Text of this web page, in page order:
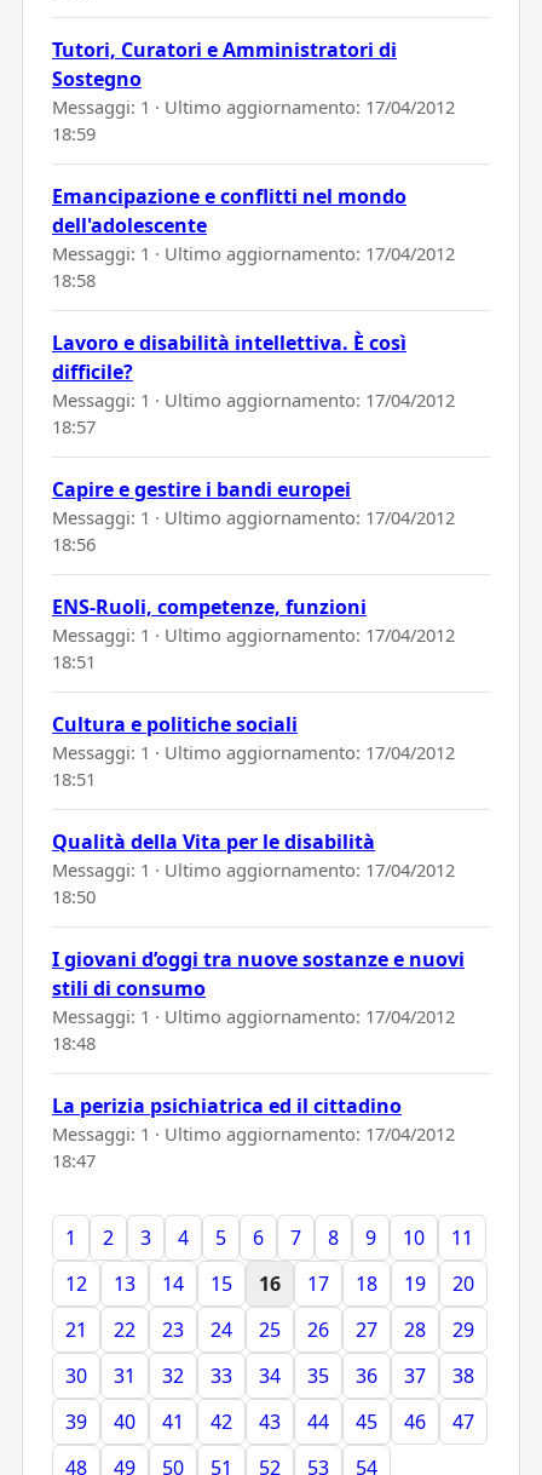
Tutori, Curatori e Amministratori di
Sostegno
Messaggi: 1 · Ultimo aggiornamento: 17/04/2012
18:59
Emancipazione e conflitti nel mondo
dell'adolescente
Messaggi: 1 · Ultimo aggiornamento: 17/04/2012
18:58
Lavoro e disabilità intellettiva. È così
difficile?
Messaggi: 1 · Ultimo aggiornamento: 17/04/2012
18:57
Capire e gestire i bandi europei
Messaggi: 1 · Ultimo aggiornamento: 17/04/2012
18:56
ENS-Ruoli, competenze, funzioni
Messaggi: 1 · Ultimo aggiornamento: 17/04/2012
18:51
Cultura e politiche sociali
Messaggi: 1 · Ultimo aggiornamento: 17/04/2012
18:51
Qualità della Vita per le disabilità
Messaggi: 1 · Ultimo aggiornamento: 17/04/2012
18:50
I giovani d’oggi tra nuove sostanze e nuovi
stili di consumo
Messaggi: 1 · Ultimo aggiornamento: 17/04/2012
18:48
La perizia psichiatrica ed il cittadino
Messaggi: 1 · Ultimo aggiornamento: 17/04/2012
18:47
1 2 3 4 5 6 7 8 9 10
11
12
13 14 15 16 17 18 19
20
21
22 23 24 25 26 27 28
29
30
31 32 33 34 35 36 37
38
39
40 41 42 43 44 45 46
47
48
49 50 51 52 53 54